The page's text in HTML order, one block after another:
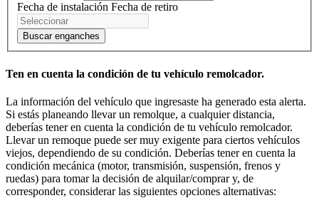
Fecha de instalación Fecha de retiro
Buscar enganches
Ten en cuenta la condición de tu vehículo remolcador.
La información del vehículo que ingresaste ha generado esta alerta.
Si estás planeando llevar un remolque, a cualquier distancia,
deberías tener en cuenta la condición de tu vehículo remolcador.
Llevar un remoque puede ser muy exigente para ciertos vehículos
viejos, dependiendo de su condición. Deberías tener en cuenta la
condición mecánica (motor, transmisión, suspensión, frenos y
ruedas) para tomar la decisión de alquilar/comprar y, de
corresponder, considerar las siguientes opciones alternativas: